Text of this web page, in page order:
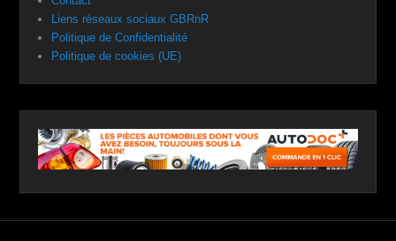
Liens réseaux sociaux GBRnR
Politique de Confidentialité
Politique de cookies (UE)